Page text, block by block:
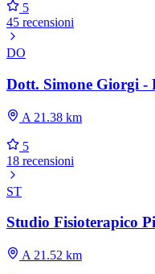
5
45 recensioni
DO
Dott. Simone Giorgi -
A 21.38 km
5
18 recensioni
ST
Studio Fisioterapico
A 21.52 km